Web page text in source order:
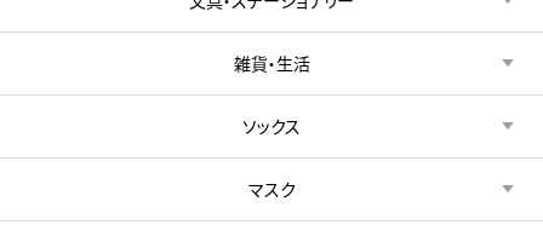
雑貨・生活
ソックス
マスク